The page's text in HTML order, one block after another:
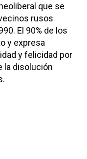
que se
rusos
El 90% de los
y expresa
y felicidad por
la disolución